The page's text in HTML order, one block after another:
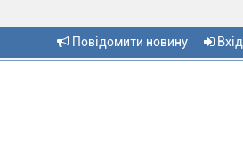
Повідомити новину Вхід